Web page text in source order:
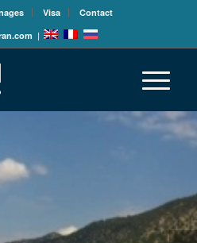
Visa
Contact
|